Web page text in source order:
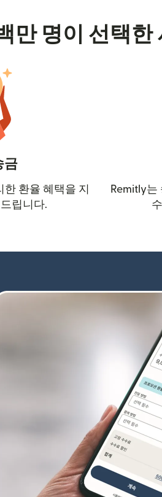
만 명이 선택한
금
열림)
한 환율 혜택을 지
립니다.
Remitly는